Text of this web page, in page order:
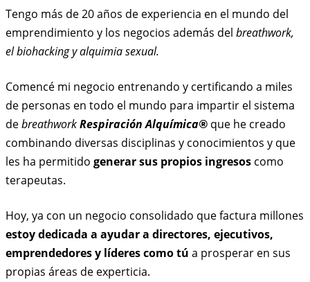
Tengo más de 20 años de experiencia en el mundo del
emprendimiento y los negocios además del breathwork,
el biohacking y alquimia sexual.
Comencé mi negocio entrenando y certificando a miles
de personas en todo el mundo para impartir el sistema
debreathworkRespiración Alquímica® que he creado
combinando diversas disciplinas y conocimientos y que
les ha permitido generar sus propios ingresos como
terapeutas.
Hoy, ya con un negocio consolidado que factura millones
estoy dedicada a ayudar a directores, ejecutivos,
emprendedores y líderes como tú a prosperar en sus
propias áreas de experticia.